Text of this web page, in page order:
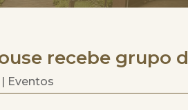
recebe grupo
| Eventos